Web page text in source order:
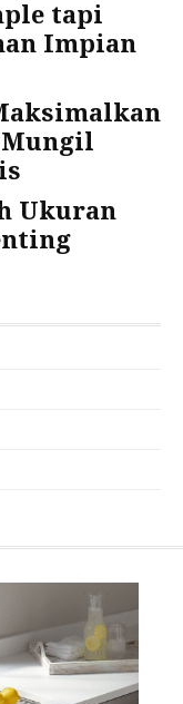
tapi
Impian
Ukuran